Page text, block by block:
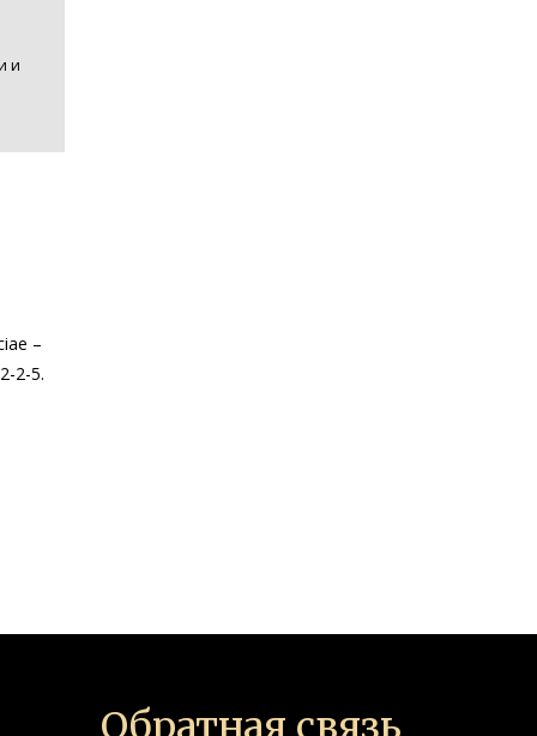
и
–
2-5.
Обратная связь